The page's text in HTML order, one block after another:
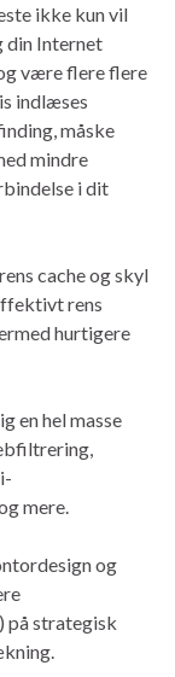
ikke kun vil
din Internet
være flere flere
indlæses
måske
mindre
i dit
cache og skyl
rens
hurtigere
en hel masse
mere.
og
på strategisk